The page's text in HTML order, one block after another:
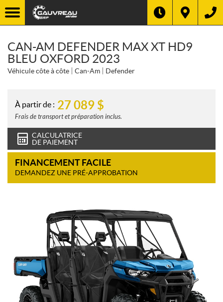
CAN-AM DEFENDER MAX XT HD9
BLEU OXFORD 2023
Véhicule côte à côte Can-Am Defender
À partir de : 27 089 $
Frais de transport et préparation inclus.
CALCULATRICE
DE PAIEMENT
FINANCEMENT FACILE
DEMANDEZ UNE PRÉ-APPROBATION